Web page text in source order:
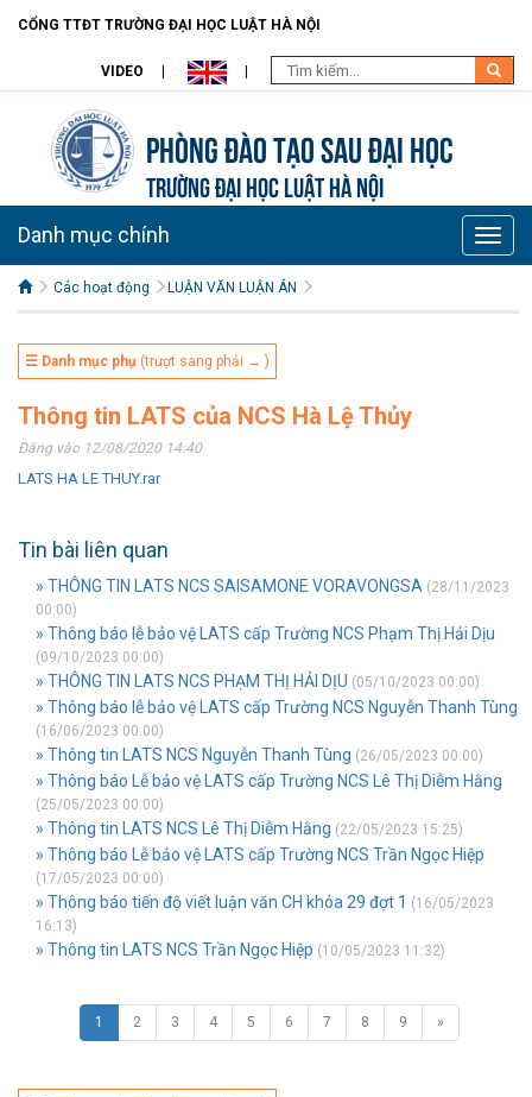
CỔNG TTĐT TRƯỜNG ĐẠI HỌC LUẬT HÀ NỘI
VIDEO
Phòng Đào tạo Sau đại học
TRƯỜNG ĐẠI HỌC LUẬT HÀ NỘI
Toggle
Danh mục chính
Các hoạt động LUẬN VĂN LUẬN ÁN
☰ Danh mục phụ (trượt sang phải → )
Thông tin LATS của NCS Hà Lệ Thủy
Đăng vào 12/08/2020 14:40
LATS HA LE THUY.rar
Tin bài liên quan
» THÔNG TIN LATS NCS SAISAMONE VORAVONGSA (28/11/2023
00:00)
» Thông báo lễ bảo vệ LATS cấp Trường NCS Phạm Thị Hải Dịu
(09/10/2023 00:00)
» THÔNG TIN LATS NCS PHẠM THỊ HẢI DỊU (05/10/2023 00:00)
» Thông báo lễ bảo vệ LATS cấp Trường NCS Nguyễn Thanh Tùng
(16/06/2023 00:00)
» Thông tin LATS NCS Nguyễn Thanh Tùng (26/05/2023 00:00)
» Thông báo Lễ bảo vệ LATS cấp Trường NCS Lê Thị Diễm Hằng
(25/05/2023 00:00)
» Thông tin LATS NCS Lê Thị Diễm Hằng (22/05/2023 15:25)
» Thông báo Lễ bảo vệ LATS cấp Trường NCS Trần Ngọc Hiệp
(17/05/2023 00:00)
» Thông báo tiến độ viết luận văn CH khóa 29 đợt 1 (16/05/2023
16:13)
» Thông tin LATS NCS Trần Ngọc Hiệp (10/05/2023 11:32)
1 2 3 4 5 6 7 8 9 »